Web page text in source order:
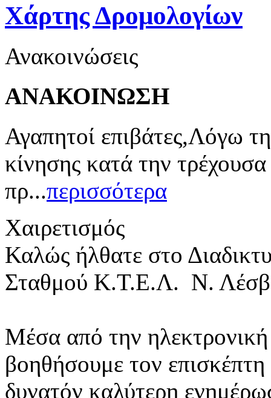
Χάρτης Δρομολογίων
Ανακοινώσεις
ΑΝΑΚΟΙΝΩΣΗ
Αγαπητοί επιβάτες,Λόγω
κίνησης κατά την
πρ...περισσότερα
Χαιρετισμός
Καλώς ήλθατε στο
Σταθμού Κ.Τ.Ε.Λ. Ν.
Μέσα από την ηλεκτρονική
βοηθήσουμε τον
δυνατόν καλύτερη